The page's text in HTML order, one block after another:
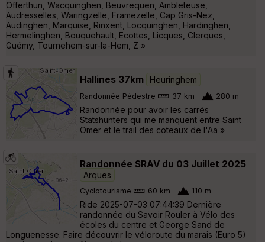
Offerthun, Wacquinghen, Beuvrequen, Ambleteuse,
Audresselles, Waringzelle, Framezelle, Cap Gris-Nez,
Audinghen, Marquise, Rinxent, Locquinghen, Hardinghen,
Hermelinghen, Bouquehault, Ecottes, Licques, Clerques,
Guémy, Tournehem-sur-la-Hem, Z »
Hallines 37km Heuringhem
Randonnée Pédestre 37 km 280 m
Randonnée pour avoir les carrés
Statshunters qui me manquent entre Saint
Omer et le trail des coteaux de l'Aa »
Randonnée SRAV du 03 Juillet 2025
Arques
Cyclotourisme 60 km 110 m
Ride 2025-07-03 07:44:39 Dernière
randonnée du Savoir Rouler à Vélo des
écoles du centre et George Sand de
Longuenesse. Faire découvrir le véloroute du marais (Euro 5)